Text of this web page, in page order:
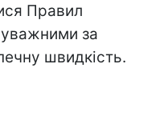
Правил
за
швидкість.